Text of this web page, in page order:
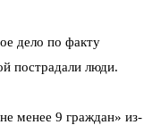
дело по факту
пострадали люди.
менее 9 граждан» из-